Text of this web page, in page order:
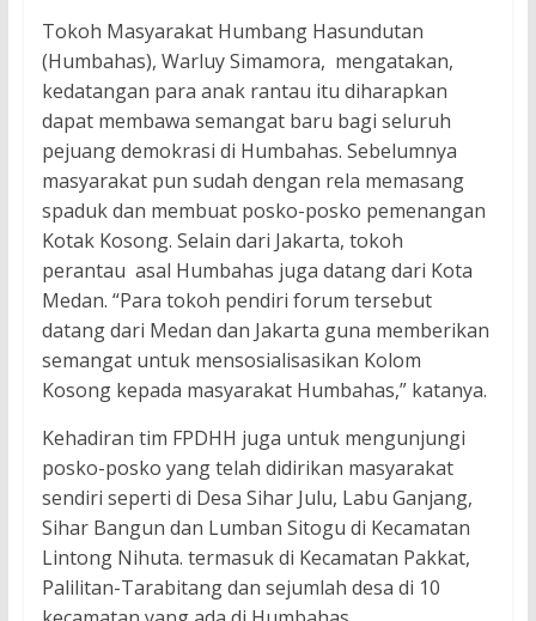
Tokoh Masyarakat Humbang Hasundutan
(Humbahas), Warluy Simamora, mengatakan,
kedatangan para anak rantau itu diharapkan
dapat membawa semangat baru bagi seluruh
pejuang demokrasi di Humbahas. Sebelumnya
masyarakat pun sudah dengan rela memasang
spaduk dan membuat posko-posko pemenangan
Kotak Kosong. Selain dari Jakarta, tokoh
perantau asal Humbahas juga datang dari Kota
Medan. “Para tokoh pendiri forum tersebut
datang dari Medan dan Jakarta guna memberikan
semangat untuk mensosialisasikan Kolom
Kosong kepada masyarakat Humbahas,” katanya.
Kehadiran tim FPDHH juga untuk mengunjungi
posko-posko yang telah didirikan masyarakat
sendiri seperti di Desa Sihar Julu, Labu Ganjang,
Sihar Bangun dan Lumban Sitogu di Kecamatan
Lintong Nihuta. termasuk di Kecamatan Pakkat,
Palilitan-Tarabitang dan sejumlah desa di 10